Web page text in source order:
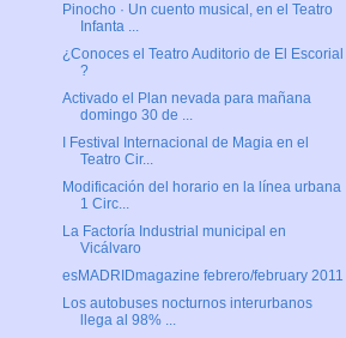
Pinocho · Un cuento musical, en el Teatro
Infanta ...
¿Conoces el Teatro Auditorio de El Escorial
?
Activado el Plan nevada para mañana
domingo 30 de ...
I Festival Internacional de Magia en el
Teatro Cir...
Modificación del horario en la línea urbana
1 Circ...
La Factoría Industrial municipal en
Vicálvaro
esMADRIDmagazine febrero/february 2011
Los autobuses nocturnos interurbanos
llega al 98% ...